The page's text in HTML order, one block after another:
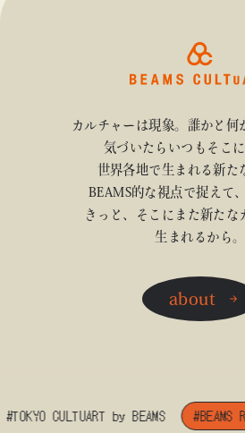
カルチャーは現象。誰かと何
気づいたらいつもそこに
世界各地で生まれる新た
BEAMS的な視点で捉えて
きっと、そこにまた新たな
生まれるから。
about
#TOKYO CULTUART by BEAMS #BEAMS